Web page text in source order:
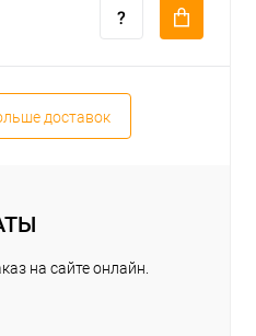
доставок
на сайте онлайн.